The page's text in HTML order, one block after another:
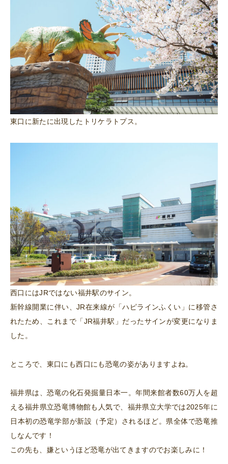
東口に新たに出現したトリケラトプス。
西口にはJRではない福井駅のサイン。
新幹線開業に伴い、JR在来線が「ハピラインふくい」に移管さ
れたため、これまで「JR福井駅」だったサインが変更になりま
した。
ところで、東口にも西口にも恐竜の姿がありますよね。
福井県は、恐竜の化石発掘量日本一。年間来館者数60万人を超
える福井県立恐竜博物館も人気で、福井県立大学では2025年に
日本初の恐竜学部が新設（予定）されるほど。県全体で恐竜推
しなんです！
この先も、嫌というほど恐竜が出てきますのでお楽しみに！